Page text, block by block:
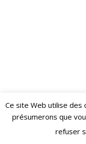
Restez informé·e
Ce site Web utilise des
présumerons que
refuser